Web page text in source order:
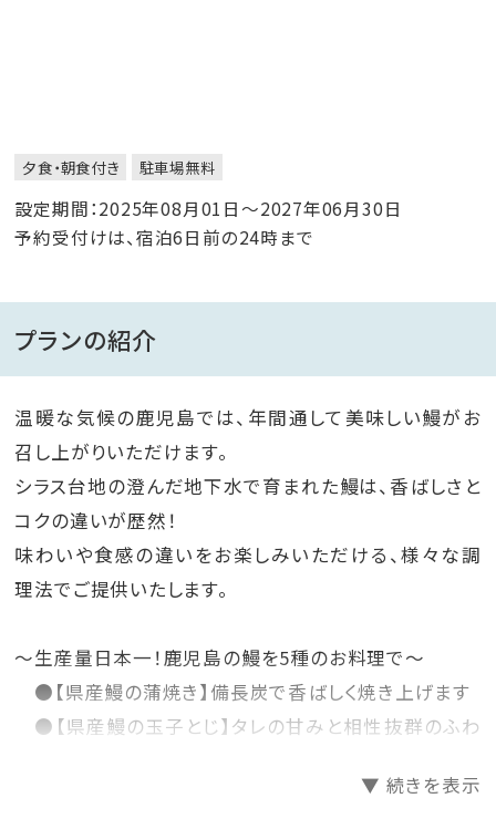
夕食・朝食付き 駐車場無料
設定期間：2025年08月01日～2027年06月30日
予約受付けは、宿泊6日前の24時まで
プランの紹介
温暖な気候の鹿児島では、年間通して美味しい鰻がお
召し上がりいただけます。
シラス台地の澄んだ地下水で育まれた鰻は、香ばしさと
コクの違いが歴然！
味わいや食感の違いをお楽しみいただける、様々な調
理法でご提供いたします。
～生産量日本一！鹿児島の鰻を5種のお料理で～
●【県産鰻の蒲焼き】備長炭で香ばしく焼き上げます
●【県産鰻の玉子とじ】タレの甘みと相性抜群のふわ
●【県産鰻のひつまぶし蒸篭蒸し】スタミナ満天！の自
▼ 続きを表示